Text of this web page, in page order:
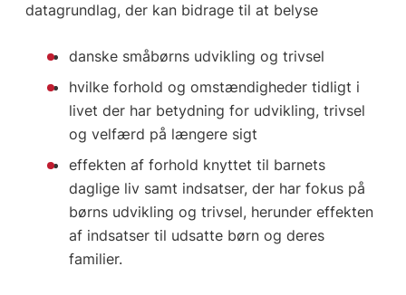
datagrundlag, der kan bidrage til at belyse
danske småbørns udvikling og trivsel
hvilke forhold og omstændigheder tidligt i
livet der har betydning for udvikling, trivsel
og velfærd på længere sigt
effekten af forhold knyttet til barnets
daglige liv samt indsatser, der har fokus på
børns udvikling og trivsel, herunder effekten
af indsatser til udsatte børn og deres
familier.